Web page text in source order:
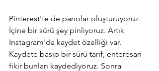
Pinterest'te de panolar oluşturuyoruz.
İçine bir sürü şey pinliyoruz. Artık
Instagram'da kaydet özelliği var.
Kaydete basıp bir sürü tarif, enteresan
fikir bunları kaydediyoruz. Sonra